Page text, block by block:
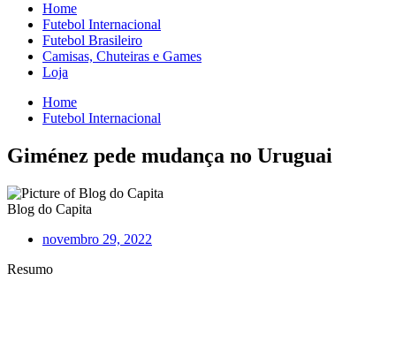
Home
Futebol Internacional
Futebol Brasileiro
Camisas, Chuteiras e Games
Loja
Home
Futebol Internacional
Giménez pede mudança no Uruguai
Blog do Capita
novembro 29, 2022
Resumo